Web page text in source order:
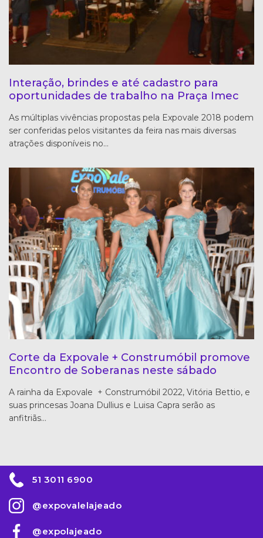
Interação, brindes e até cadastro para
oportunidades de trabalho na Praça Imec
As múltiplas vivências propostas pela Expovale 2018 podem
ser conferidas pelos visitantes da feira nas mais diversas
atrações disponíveis no…
Corte da Expovale + Construmóbil promove
Encontro de Soberanas neste sábado
A rainha da Expovale + Construmóbil 2022, Vitória Bettio, e
suas princesas Joana Dullius e Luisa Capra serão as
anfitriãs…
51 3011 6900
@expovalelajeado
@expolajeado